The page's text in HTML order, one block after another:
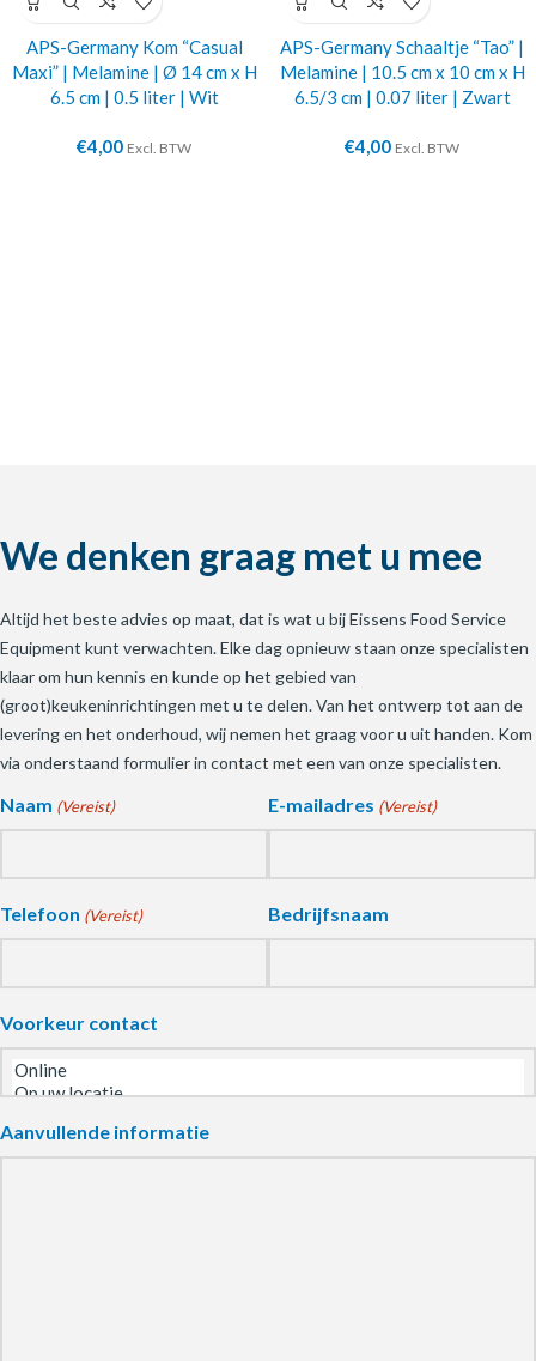
APS-Germany Kom “Casual
Maxi” | Melamine | Ø 14 cm x H
6.5 cm | 0.5 liter | Wit
€4,00 Excl. BTW
APS-Germany Schaaltje “Tao” |
Melamine | 10.5 cm x 10 cm x H
6.5/3 cm | 0.07 liter | Zwart
€4,00 Excl. BTW
We denken graag met u mee
Altijd het beste advies op maat, dat is wat u bij Eissens Food Service
Equipment kunt verwachten. Elke dag opnieuw staan onze specialisten
klaar om hun kennis en kunde op het gebied van
(groot)keukeninrichtingen met u te delen. Van het ontwerp tot aan de
levering en het onderhoud, wij nemen het graag voor u uit handen. Kom
via onderstaand formulier in contact met een van onze specialisten.
Naam (Vereist) E-mailadres (Vereist)
Telefoon (Vereist) Bedrijfsnaam
Voorkeur contact
Aanvullende informatie